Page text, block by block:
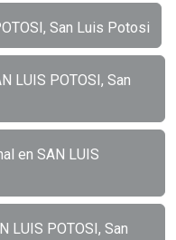
San Luis Potosi
LUIS POTOSI, San
en SAN LUIS
LUIS POTOSI, San